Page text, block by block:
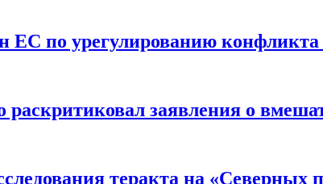
по урегулированию конфликта
раскритиковал заявления о
теракта на «Северных